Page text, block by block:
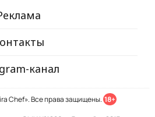
канал
Chef». Все права защищены. 18+